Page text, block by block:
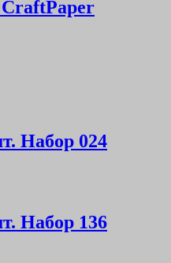
CraftPaper
Набор 024
Набор 136